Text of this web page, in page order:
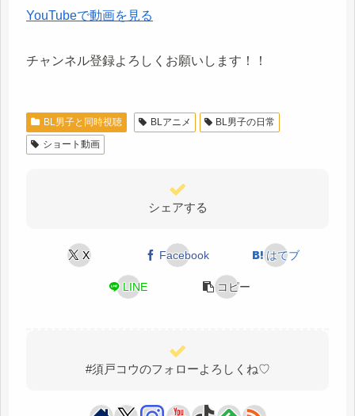
YouTubeで動画を見る
チャンネル登録よろしくお願いします！！
BL男子と同時視聴 BLアニメ
BL男子の日常
ショート動画
シェアする
X Facebook はてブ
LINE コピー
#須戸コウのフォローよろしくね♡